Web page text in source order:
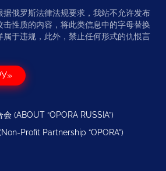
俄罗斯法律法规要求，我站不允许发布
性质的内容，将此类信息中的字母替换
属于违规，此外，禁止任何形式的仇恨言
(ABOUT “OPORA RUSSIA”)
Profit Partnership “OPORA”)